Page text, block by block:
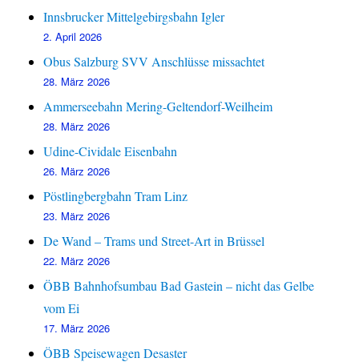
Innsbrucker Mittelgebirgsbahn Igler
2. April 2026
Obus Salzburg SVV Anschlüsse missachtet
28. März 2026
Ammerseebahn Mering-Geltendorf-Weilheim
28. März 2026
Udine-Cividale Eisenbahn
26. März 2026
Pöstlingbergbahn Tram Linz
23. März 2026
De Wand – Trams und Street-Art in Brüssel
22. März 2026
ÖBB Bahnhofsumbau Bad Gastein – nicht das Gelbe
vom Ei
17. März 2026
ÖBB Speisewagen Desaster